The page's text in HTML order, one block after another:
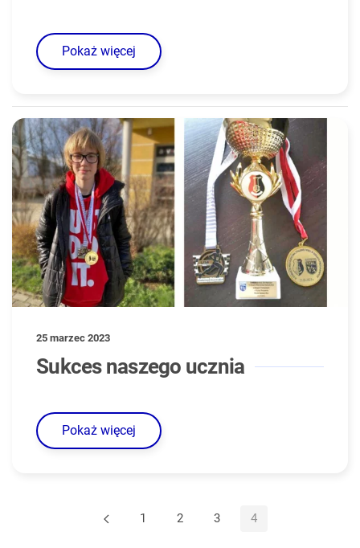
Pokaż więcej
25 marzec 2023
Sukces naszego ucznia
Pokaż więcej
1 2 3 4